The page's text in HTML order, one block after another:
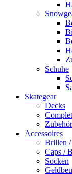
Schuhe
Skategear
Decks
Zubehör
Accessoires
Brillen /
Caps /
Socken